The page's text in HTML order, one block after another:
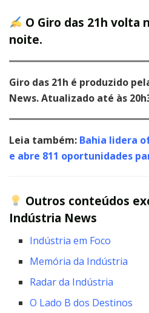
O Giro das 21h volta
noite.
Giro das 21h é produzido
News. Atualizado até às
Leia também: Bahia lidera
e abre 811 oportunidades
Outros conteúdos
Indústria News
Indústria em Foco
Memória da Indústria
Radar da Indústria
O Lado B dos Destinos